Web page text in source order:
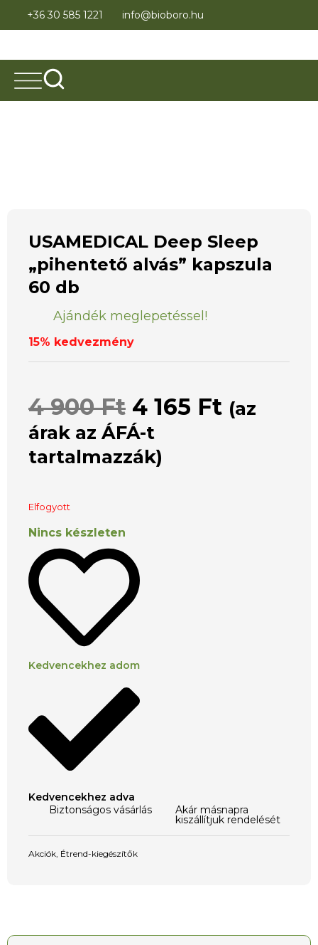
+36 30 585 1221 info@bioboro.hu
USAMEDICAL Deep Sleep
„pihentető alvás” kapszula
60 db
Ajándék meglepetéssel!
15% kedvezmény
4 900Ft 4 165 Ft (az
árak az ÁFÁ-t
tartalmazzák)
Elfogyott
Nincs készleten
Kedvencekhez adom
Kedvencekhez adva
Biztonságos vásárlás
Akár másnapra
kiszállítjuk rendelését
Akciók Étrend-kiegészítők